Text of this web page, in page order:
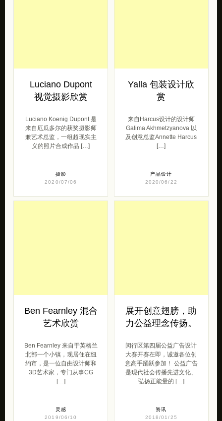
Luciano Dupont
视觉摄影欣赏
Luciano Koenig Dupont 是
来自厄瓜多尔的获奖摄影师
兼艺术总监，一组超现实主
义的照片合成作品 […]
摄影
2020/07/06
Yalla 包装设计欣
赏
来自Harcus设计的设计师
Galima Akhmetzyanova 以
及创意总监Annette Harcus
[…]
产品设计
2020/06/22
Ben Fearnley 混合
艺术欣赏
Ben Fearnley 来自于英格兰
北部一个小镇，现居住在纽
约市，是一位自由设计师和
3D艺术家，专门从事CG
[…]
灵感
2019/06/10
展开创意翅膀，助
力公益理念传扬。
闵行区第四届公益广告设计
大赛开赛在即，诚邀各位创
意高手踊跃参加！ 公益广告
是现代社会传播先进文化、
弘扬正能量的 […]
资讯
2018/01/25